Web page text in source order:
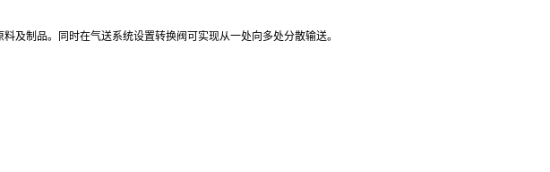
及制品。同时在气送系统设置转换阀可实现从一处向多处分散输送。